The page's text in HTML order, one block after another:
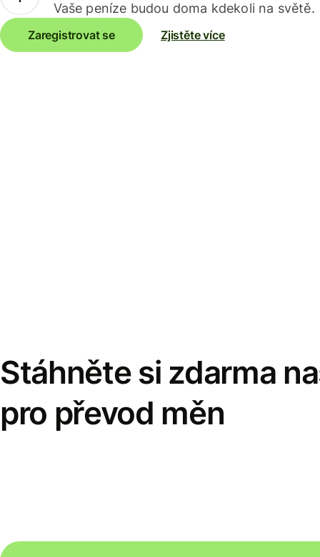
Vaše peníze budou doma kdekoli na světě.
Zaregistrovat se Zjistěte více
Stáhněte si zdarma
pro převod měn